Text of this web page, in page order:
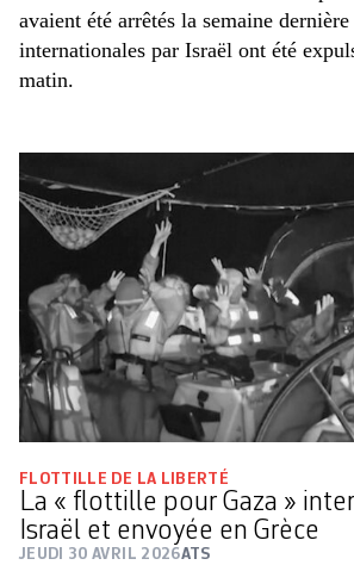
avaient été arrêtés la semaine
internationales par Israël ont été
matin.
FLOTTILLE DE LA LIBERTÉ
La « flottille pour Gaza »
Israël et envoyée en Grèce
JEUDI 30 AVRIL 2026ATS